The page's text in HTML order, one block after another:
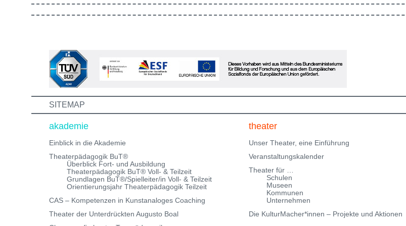
Weiterbildungen und erhalte eine Einladung zum
Informations- und Aufnahmeworkshop. Bei Fragen,
schreibe uns einfach eine Mail an:
info@theaterwerkstatt-heidelberg.de Wir freuen uns auf
Klingenteichstraße verfügen. Hinweise über
Parkmöglichkeiten findest Du hier:
SITEMAP
akademie
Einblick in die Akademie
Theaterpädagogik BuT®
Überblick Fort- und Ausbildung
Theaterpädagogik BuT® Voll- & Teilzeit
Grundlagen BuT®/Spielleiter/in Voll- & Teilzeit
Orientierungsjahr Theaterpädagogik Teilzeit
CAS – Kompetenzen in Kunstanaloges Coaching
Theater der Unterdrückten Augusto Boal
theater
Unser Theater, eine Einführung
Veranstaltungskalender
Theater für …
Schulen
Museen
Kommunen
Unternehmen
Die KulturMacher*innen – Projekte und Aktionen